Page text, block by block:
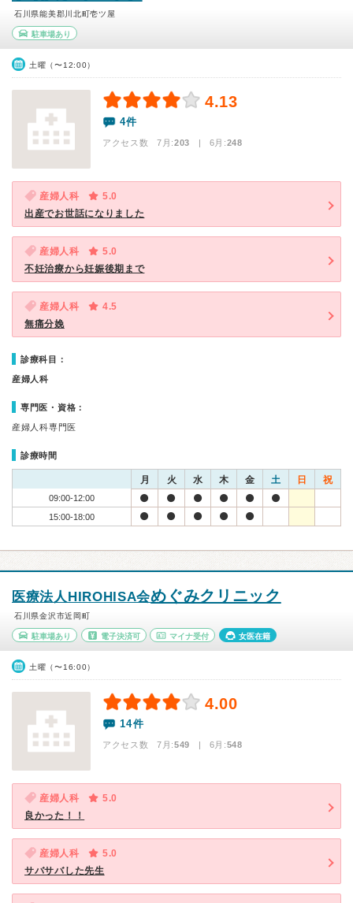
石川県能美郡川北町壱ツ屋
駐車場あり
土曜（〜12:00）
4.13
4件
アクセス数 7月:203 | 6月:248
産婦人科
5.0
出産でお世話になりました
産婦人科
5.0
不妊治療から妊娠後期まで
産婦人科
4.5
無痛分娩
診療科目：
産婦人科
専門医・資格：
産婦人科専門医
診療時間
月 火 水 木 金 土 日 祝
09:00-12:00
15:00-18:00
医療法人HIROHISA会めぐみクリニック
石川県金沢市近岡町
駐車場あり 電子決済可 マイナ受付 女医在籍
土曜（〜16:00）
4.00
14件
アクセス数 7月:549 | 6月:548
産婦人科
5.0
良かった！！
産婦人科
5.0
サバサバした先生